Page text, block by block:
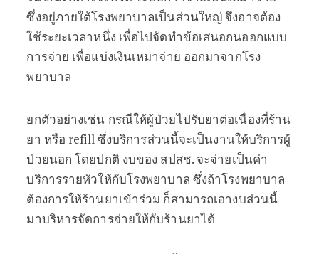
ซึ่งอยู่ภายใต้โรงพยาบาลเป็นส่วนใหญ่ จึงอาจต้อง
ใช้ระยะเวลาหนึ่ง เพื่อไปจัดทำข้อเสนอกนออกแบบ
การจ่าย เพื่อแบ่งเงินเหมาจ่าย ออกมาจากโรง
พยาบาล
ยกตัวอย่างเช่น กรณีให้ผู้ป่วยไปรับยาต่อเนื่องที่ร้าน
ยา หรือ refill ซึ่งบริการส่วนนี้จะเป็นงานให้บริการผู้
ป่วยนอก โดยปกติ งบของ สปสช. จะจ่ายเป็นค่า
บริการรายหัวให้กับโรงพยาบาล ซึ่งถ้าโรงพยาบาล
ต้องการให้ร้านยาเข้าร่วม ก็สามารถเอางบส่วนนี้
มาบริหารจัดการจ่ายให้กับร้านยาได้